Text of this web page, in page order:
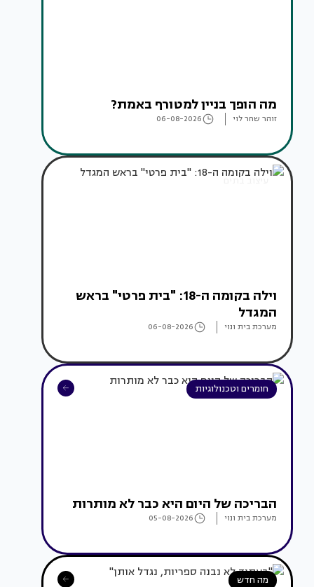
מה הופך בניין למטורף באמת?
זוהר שחר לוי 06-08-2026
עיצוב בתים
וילה בקומה ה-18: "בית פרטי" בראש
המגדל
מערכת בית ונוי 06-08-2026
חומרים וטכנולוגיות
הבריכה של היום היא כבר לא מותרות
מערכת בית ונוי 05-08-2026
מה חדש